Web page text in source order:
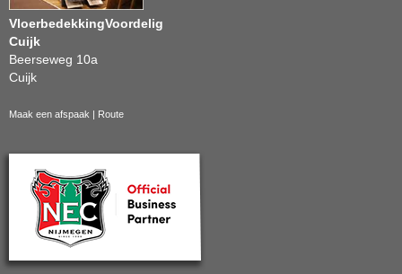
VloerbedekkingVoordelig
Cuijk
Beerseweg 10a
Cuijk
Maak een afspaak | Route